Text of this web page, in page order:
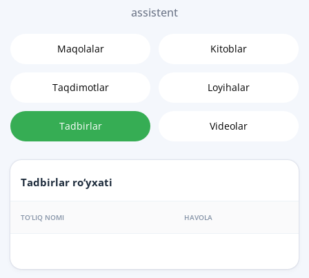
assistent
Maqolalar Kitoblar
Taqdimotlar Loyihalar
Tadbirlar Videolar
Tadbirlar ro‘yxati
TO‘LIQ NOMI HAVOLA